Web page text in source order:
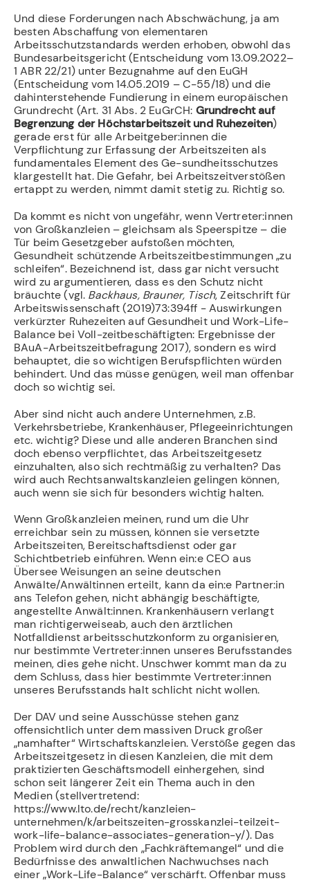
Und diese Forderungen nach Abschwächung, ja am
besten Abschaffung von elementaren
Arbeitsschutzstandards werden erhoben, obwohl das
Bundesarbeitsgericht (Entscheidung vom 13.09.2022–
1 ABR 22/21) unter Bezugnahme auf den EuGH
(Entscheidung vom 14.05.2019 – C-55/18) und die
dahinterstehende Fundierung in einem europäischen
Grundrecht (Art. 31 Abs. 2 EuGrCH: Grundrecht auf
Begrenzung der Höchstarbeitszeit und Ruhezeiten)
gerade erst für alle Arbeitgeber:innen die
Verpflichtung zur Erfassung der Arbeitszeiten als
fundamentales Element des Ge-sundheitsschutzes
klargestellt hat. Die Gefahr, bei Arbeitszeitverstößen
ertappt zu werden, nimmt damit stetig zu. Richtig so.
Da kommt es nicht von ungefähr, wenn Vertreter:innen
von Großkanzleien – gleichsam als Speerspitze – die
Tür beim Gesetzgeber aufstoßen möchten,
Gesundheit schützende Arbeitszeitbestimmungen „zu
schleifen“. Bezeichnend ist, dass gar nicht versucht
wird zu argumentieren, dass es den Schutz nicht
bräuchte (vgl. Backhaus, Brauner, Tisch, Zeitschrift für
Arbeitswissenschaft (2019)73:394ff - Auswirkungen
verkürzter Ruhezeiten auf Gesundheit und Work-Life-
Balance bei Voll-zeitbeschäftigten: Ergebnisse der
BAuA-Arbeitszeitbefragung 2017), sondern es wird
behauptet, die so wichtigen Berufspflichten würden
behindert. Und das müsse genügen, weil man offenbar
doch so wichtig sei.
Aber sind nicht auch andere Unternehmen, z.B.
Verkehrsbetriebe, Krankenhäuser, Pflegeeinrichtungen
etc. wichtig? Diese und alle anderen Branchen sind
doch ebenso verpflichtet, das Arbeitszeitgesetz
einzuhalten, also sich rechtmäßig zu verhalten? Das
wird auch Rechtsanwaltskanzleien gelingen können,
auch wenn sie sich für besonders wichtig halten.
Wenn Großkanzleien meinen, rund um die Uhr
erreichbar sein zu müssen, können sie versetzte
Arbeitszeiten, Bereitschaftsdienst oder gar
Schichtbetrieb einführen. Wenn ein:e CEO aus
Übersee Weisungen an seine deutschen
Anwälte/Anwältinnen erteilt, kann da ein:e Partner:in
ans Telefon gehen, nicht abhängig beschäftigte,
angestellte Anwält:innen. Krankenhäusern verlangt
man richtigerweiseab, auch den ärztlichen
Notfalldienst arbeitsschutzkonform zu organisieren,
nur bestimmte Vertreter:innen unseres Berufsstandes
meinen, dies gehe nicht. Unschwer kommt man da zu
dem Schluss, dass hier bestimmte Vertreter:innen
unseres Berufsstands halt schlicht nicht wollen.
Der DAV und seine Ausschüsse stehen ganz
offensichtlich unter dem massiven Druck großer
„namhafter“ Wirtschaftskanzleien. Verstöße gegen das
Arbeitszeitgesetz in diesen Kanzleien, die mit dem
praktizierten Geschäftsmodell einhergehen, sind
schon seit längerer Zeit ein Thema auch in den
Medien (stellvertretend:
https://www.lto.de/recht/kanzleien-
unternehmen/k/arbeitszeiten-grosskanzlei-teilzeit-
work-life-balance-associates-generation-y/). Das
Problem wird durch den „Fachkräftemangel“ und die
Bedürfnisse des anwaltlichen Nachwuchses nach
einer „Work-Life-Balance“ verschärft. Offenbar muss